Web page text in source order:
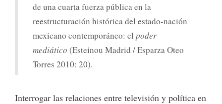
de una cuarta fuerza pública en la
reestructuración histórica del estado-nación
mexicano contemporáneo: el poder
mediático (Esteinou Madrid / Esparza Oteo
Torres 2010: 20).
Interrogar las relaciones entre televisión y política en